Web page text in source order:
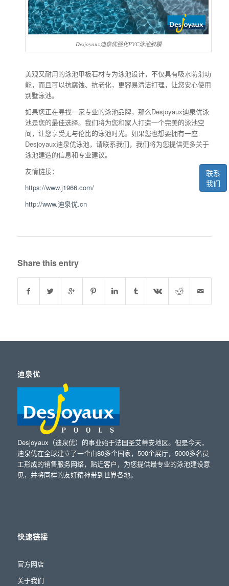
联系
我们
Desjoyaux迪泉优强化PVC泳池胶膜
美观又耐用的泳池甲板石材专为泳池设计，不仅具有吸水防滑功
能，而且可以抗腐蚀、抗老化，更容易清洁打理，让您安心使用
别墅泳池。
如果您正在寻找一家专业的泳池品牌，那么Desjoyaux迪泉优泳
池是您的最佳选择。我们将为您和家人打造一个完美的泳池空
间，让您享受无与伦比的泳池时光。如果您也想要拥有一座
Desjoyaux迪泉优泳池，请联系我们，我们将为您提供更多关于
泳池建造的信息和专业建议。
友情链接：
https://www.j1966.com/
http://www.迪泉优.cn
Share this entry
迪泉优
Desjoyaux（迪泉优）的事业始于法国圣艾蒂安地区。但是今天，
迪泉优在全球建立了一个由80多个国家，500个展厅，5000多名员
工形成的销售服务网络，贴近客户，为您提供最专业的泳池建设意
见，并将同样的友好精神带到世界各地。
快速链接
官方网店
关于我们